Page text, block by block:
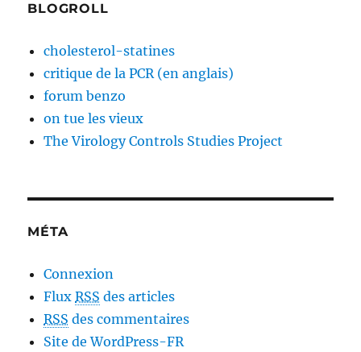
BLOGROLL
cholesterol-statines
critique de la PCR (en anglais)
forum benzo
on tue les vieux
The Virology Controls Studies Project
MÉTA
Connexion
FluxRSS des articles
RSS des commentaires
Site de WordPress-FR